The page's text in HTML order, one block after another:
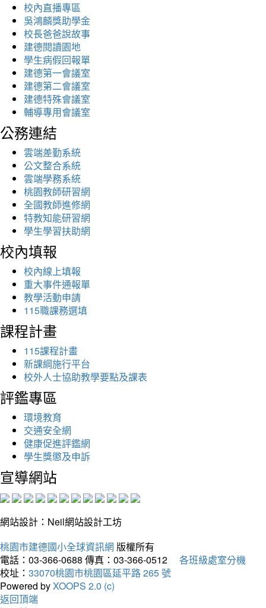
校內直播專區
吳鴻麟獎助學金
校長爸爸說故事
建德閱讀園地
學生病假回報單
建德第一會議室
建德第二會議室
建德特殊會議室
輔導專用會議室
公務連結
雲端差勤系統
公文整合系統
雲端學務系統
桃園教師研習網
全國教師進修網
特教知能研習網
學生學習扶助網
校內填報
校內線上填報
重大事件通報單
教學活動申請
115職課務選填
課程計畫
115課程計畫
新課綱施行平台
校外人士協助教學要點及課表
評鑑專區
環境教育
交通安全網
健康促進評鑑網
學生獎懲及申訴
宣導網站
網站設計：Neil網站設計工坊
桃園市建德國小全球資訊網 版權所有
電話：03-366-0688 傳真：03-366-0512
各班級處室分機
校址： 33070桃園市桃園區延平路 265 號
Powered byXOOPS 2.0 (c)
返回頂端